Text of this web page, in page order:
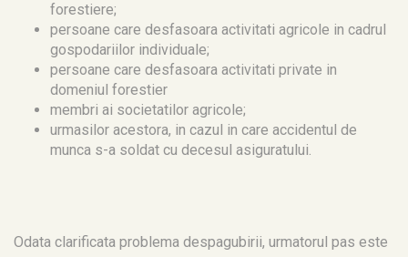
forestiere;
persoane care desfasoara activitati agricole in cadrul
gospodariilor individuale;
persoane care desfasoara activitati private in
domeniul forestier
membri ai societatilor agricole;
urmasilor acestora, in cazul in care accidentul de
munca s-a soldat cu decesul asiguratului.
Odata clarificata problema despagubirii, urmatorul pas este